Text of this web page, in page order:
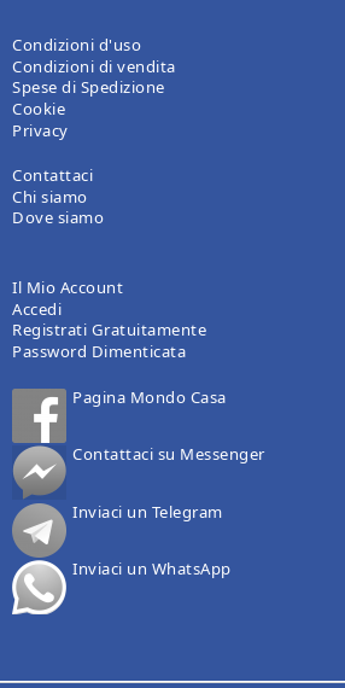
Condizioni d'uso
Condizioni di vendita
Spese di Spedizione
Cookie
Privacy
Contattaci
Chi siamo
Dove siamo
Il Mio Account
Accedi
Registrati Gratuitamente
Password Dimenticata
Pagina Mondo Casa
Contattaci su Messenger
Inviaci un Telegram
Inviaci un WhatsApp